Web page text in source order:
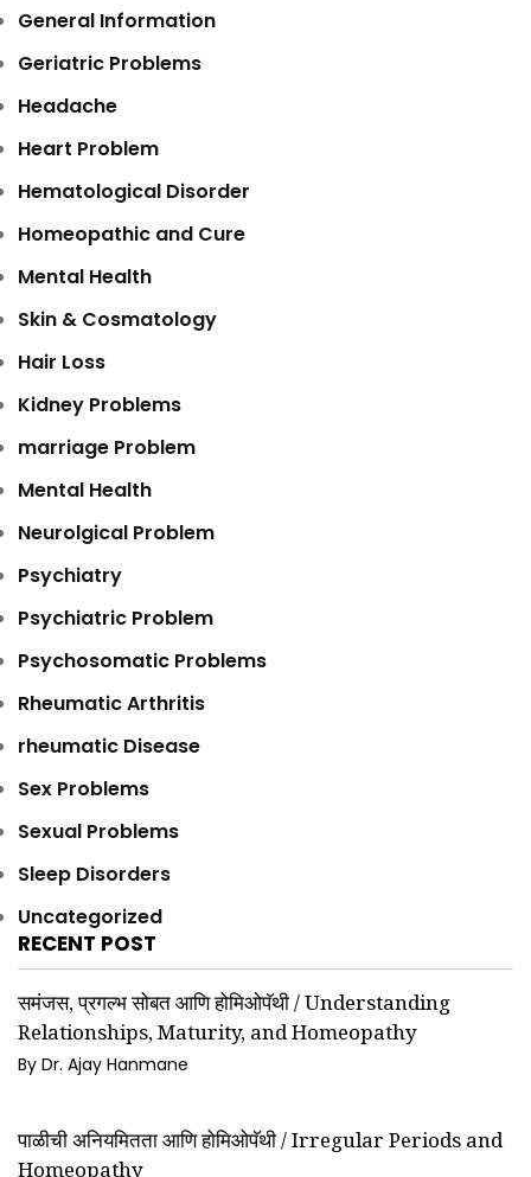
General Information
Geriatric Problems
Headache
Heart Problem
Hematological Disorder
Homeopathic and Cure
Mental Health
Skin & Cosmatology
Hair Loss
Kidney Problems
marriage Problem
Mental Health
Neurolgical Problem
Psychiatry
Psychiatric Problem
Psychosomatic Problems
Rheumatic Arthritis
rheumatic Disease
Sex Problems
Sexual Problems
Sleep Disorders
Uncategorized
RECENT POST
समंजस, प्रगल्भ सोबत आणि होमिओपॅथी / Understanding
Relationships, Maturity, and Homeopathy
By Dr. Ajay Hanmane
पाळीची अनियमितता आणि होमिओपॅथी / Irregular Periods and
Homeopathy